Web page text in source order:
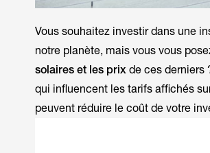
Vous souhaitez investir dans une
notre planète, mais vous vous
solaires et les prixde ces derniers
qui influencent les tarifs affichés
peuvent réduire le coût de votre